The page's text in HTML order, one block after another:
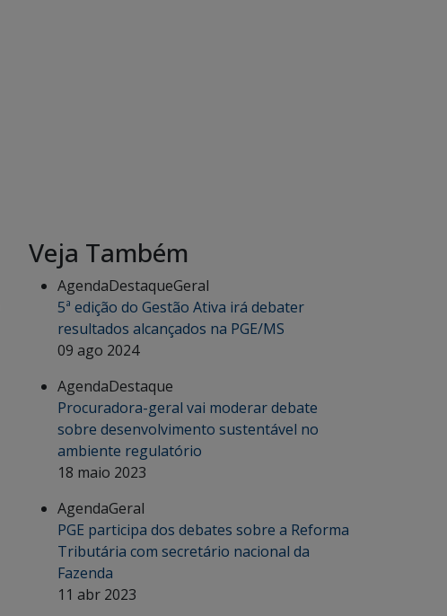
Veja Também
AgendaDestaqueGeral
5ª edição do Gestão Ativa irá debater
resultados alcançados na PGE/MS
09 ago 2024
AgendaDestaque
Procuradora-geral vai moderar debate
sobre desenvolvimento sustentável no
ambiente regulatório
18 maio 2023
AgendaGeral
PGE participa dos debates sobre a Reforma
Tributária com secretário nacional da
Fazenda
11 abr 2023